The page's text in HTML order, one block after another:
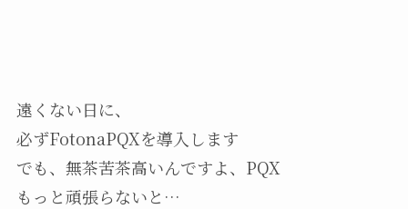
遠くない日に、
必ずFotonaPQXを導入します
でも、無茶苦茶高いんですよ、PQX
もっと頑張らないと…